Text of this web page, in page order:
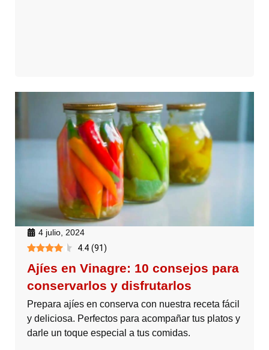
4 julio, 2024
4.4 (91)
Ajíes en Vinagre: 10 consejos para
conservarlos y disfrutarlos
Prepara ajíes en conserva con nuestra receta fácil
y deliciosa. Perfectos para acompañar tus platos y
darle un toque especial a tus comidas.